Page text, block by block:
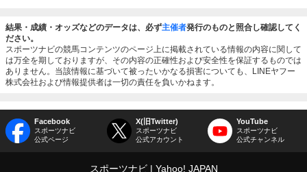
結果・成績・オッズなどのデータは、必ず主催者発行のものと照合し確認してく
ださい。
スポーツナビの競馬コンテンツのページ上に掲載されている情報の内容に関して
は万全を期しておりますが、その内容の正確性および安全性を保証するものでは
ありません。当該情報に基づいて被ったいかなる損害についても、LINEヤフー
株式会社および情報提供者は一切の責任を負いかねます。
Facebook
スポーツナビ
公式ページ
X(旧Twitter)
スポーツナビ
公式アカウント
YouTube
スポーツナビ
公式チャンネル
スポーツナビ Yahoo! JAPAN